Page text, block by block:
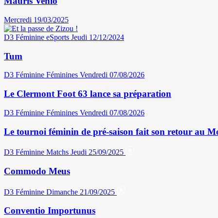
Mercredi 19/03/2025
D3 Féminine eSports Jeudi 12/12/2024
Tum
D3 Féminine Féminines Vendredi 07/08/2026
Le Clermont Foot 63 lance sa préparation
D3 Féminine Féminines Vendredi 07/08/2026
Le tournoi féminin de pré-saison fait son retour au
D3 Féminine Matchs Jeudi 25/09/2025
Commodo Meus
D3 Féminine Dimanche 21/09/2025
Conventio Importunus